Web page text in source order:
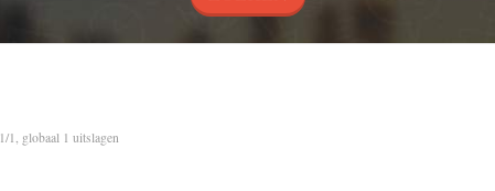
1/1, globaal 1 uitslagen